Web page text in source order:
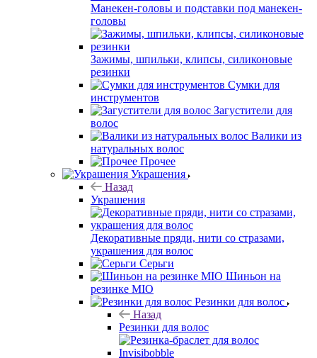
Манекен-головы и подставки под манекен-
головы
Зажимы, шпильки, клипсы, силиконовые
резинки
Сумки для
инструментов
Загустители для
волос
Валики из
натуральных волос
Прочее
Украшения
Назад
Украшения
Декоративные пряди, нити со стразами,
украшения для волос
Серьги
Шиньон на
резинке MIO
Резинки для волос
Назад
Резинки для волос